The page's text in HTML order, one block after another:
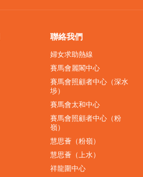
聯絡我們
婦女求助熱線
賽馬會麗閣中心
賽馬會照顧者中心（深水
埗）
賽馬會太和中心
賽馬會照顧者中心（粉
嶺）
慧思薈（粉嶺）
慧思薈（上水）
祥龍圍中心